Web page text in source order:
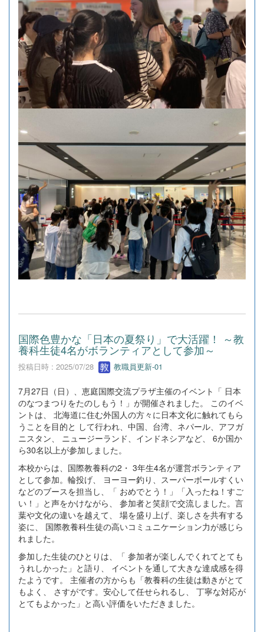
国際色豊かな「日本の夏祭り」で大活躍！ ～教
養科生徒4名がボランティアとして参加～
投稿日時 : 2025/07/28 教職員更新-01
7月27日（日）、恵庭国際交流プラザ主催のイベント「 日本
のなつまつりをたのしもう！」が開催されました。 このイベ
ントは、 北海道に住む外国人の方々に日本文化に触れてもら
うことを目的と して行われ、中国、台湾、ネパール、アフガ
ニスタン、 ニュージーランド、インドネシアなど、 6か国か
ら30名以上が参加しました。
本校からは、国際教養科の2・ 3年生4名が運営ボランティア
として参加。輪投げ、 ヨーヨー釣り、スーパーボールすくい
などのブースを担当し、「 おめでとう！」「入ったね！すご
い！」と声をかけながら、 参加者と笑顔で交流しました。言
葉や文化の違いを越えて、 場を盛り上げ、楽しさを共有する
姿に、 国際教養科生徒の高いコミュニケーション力が感じら
れました。
参加した生徒のひとりは、「 参加者が楽しんでくれてとても
うれしかった」と語り、 イベントを通して大きな達成感を得
たようです。 主催者の方からも「教養科の生徒は動きがとて
もよく、 さすがです。安心して任せられるし、 丁寧な対応が
とてもよかった」と高い評価をいただきました。